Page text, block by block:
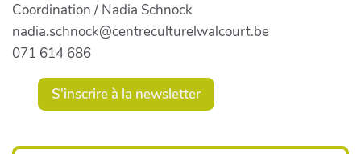
Coordination / Nadia Schnock
nadia.schnock@centreculturelwalcourt.be
071 614 686
S'inscrire à la newsletter